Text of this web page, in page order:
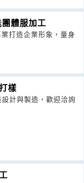
體服加工
打造企業形象，量身
樣
計與製造，歡迎洽詢